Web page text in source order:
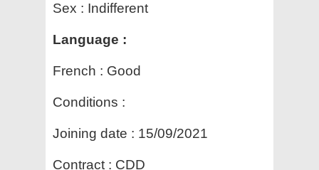
Sex : Indifferent
Language :
French : Good
Conditions :
Joining date : 15/09/2021
Contract : CDD